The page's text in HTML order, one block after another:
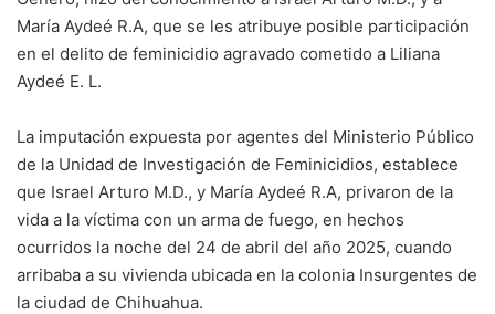
María Aydeé R.A, que se les atribuye posible participación
en el delito de feminicidio agravado cometido a Liliana
Aydeé E. L.
La imputación expuesta por agentes del Ministerio Público
de la Unidad de Investigación de Feminicidios, establece
que Israel Arturo M.D., y María Aydeé R.A, privaron de la
vida a la víctima con un arma de fuego, en hechos
ocurridos la noche del 24 de abril del año 2025, cuando
arribaba a su vivienda ubicada en la colonia Insurgentes de
la ciudad de Chihuahua.